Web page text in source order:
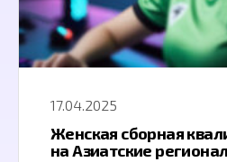
17.04.2025
Женская сборная
на Азиатские